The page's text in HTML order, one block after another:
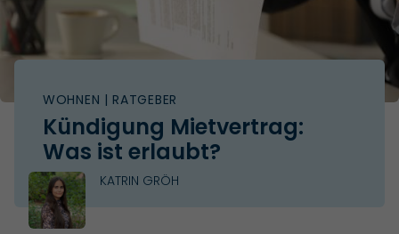
WOHNEN | RATGEBER
Kündigung Mietvertrag:
Was ist erlaubt?
KATRIN GRÖH